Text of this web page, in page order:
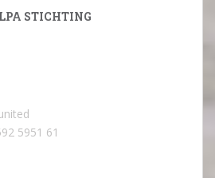
STICHTING
5951 61